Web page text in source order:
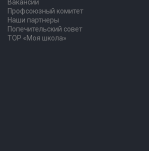
Вакансии
Профсоюзный комитет
Наши партнеры
Попечительский совет
ТОР «Моя школа»